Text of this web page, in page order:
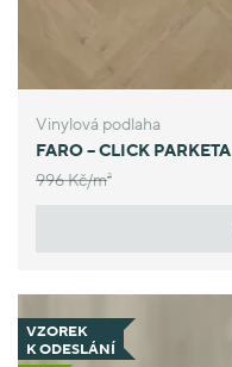
Vinylová podlaha
FARO – CLICK PARKETA
996 Kč/m2
VZOREK
K ODESLÁNÍ